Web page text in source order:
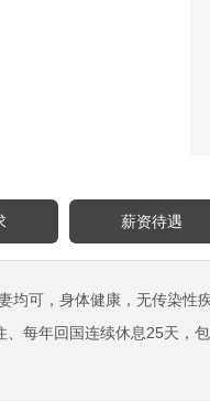
薪资待遇
均可，身体健康，无传染性
每年回国连续休息25天，
厂
￥
￥时薪：27.76纽币